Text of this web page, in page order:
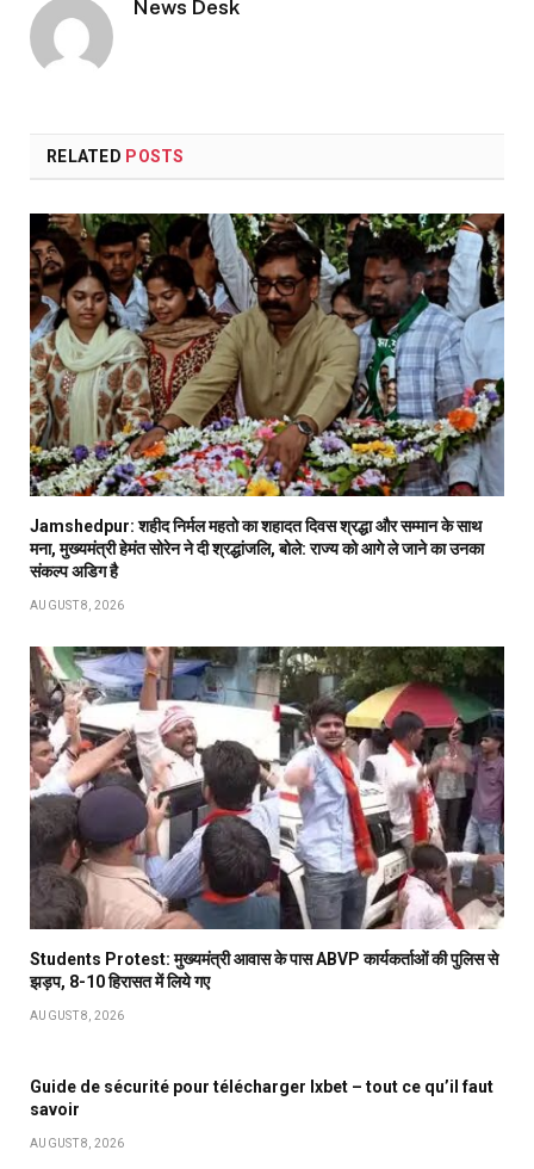
News Desk
RELATED POSTS
Jamshedpur: शहीद निर्मल महतो का शहादत दिवस श्रद्धा और सम्मान के साथ
मना, मुख्यमंत्री हेमंत सोरेन ने दी श्रद्धांजलि, बोले: राज्य को आगे ले जाने का उनका
संकल्प अडिग है
AUGUST 8, 2026
Students Protest: मुख्यमंत्री आवास के पास ABVP कार्यकर्ताओं की पुलिस से
झड़प, 8-10 हिरासत में लिये गए
AUGUST 8, 2026
Guide de sécurité pour télécharger Ixbet – tout ce qu’il faut
savoir
AUGUST 8, 2026